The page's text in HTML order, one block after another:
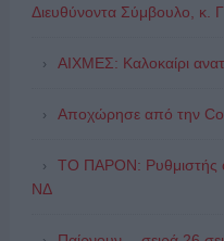
Διευθύνοντα Σύμβουλο, κ.
ΑΙΧΜΕΣ: Καλοκαίρι
Αποχώρησε από την
ΤΟ ΠΑΡΟΝ: Ρυθμιστής
ΝΔ